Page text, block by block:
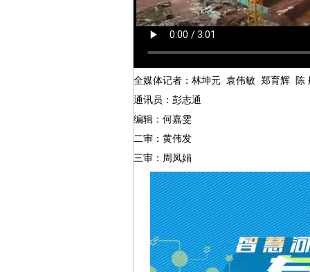
全媒体记者：林坤元 袁伟敏 郑育辉 陈
通讯员：彭志通
编辑：何嘉雯
二审：黄伟发
三审：周凤娟